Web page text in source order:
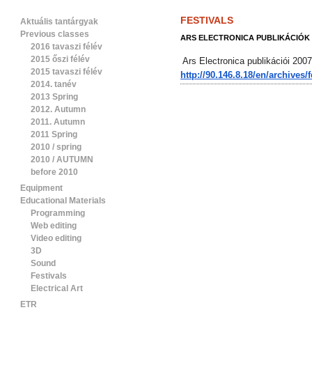
Aktuális tantárgyak
Previous classes
2016 tavaszi félév
2015 őszi félév
2015 tavaszi félév
2014. tanév
2013 Spring
2012. Autumn
2011. Autumn
2011 Spring
2010 / spring
2010 / AUTUMN
before 2010
Equipment
Educational Materials
Programming
Web editing
Video editing
3D
Sound
Festivals
Electrical Art
ETR
FESTIVALS
ARS ELECTRONICA PUBLIKÁCIÓK
Ars Electronica publikációi
http://90.146.8.18/en/archives/